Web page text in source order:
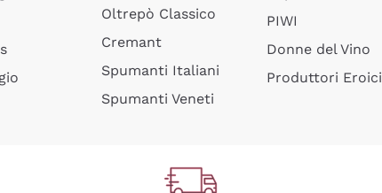
Oltrepò Classico
Cremant
Spumanti Italiani
Spumanti Veneti
PIWI
Donne del Vino
Produttori Eroici